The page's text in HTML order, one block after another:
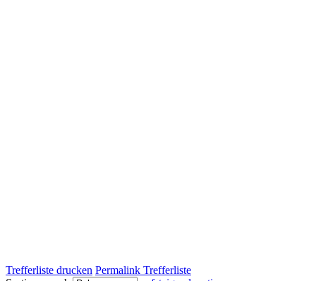
Trefferliste drucken Permalink Trefferliste